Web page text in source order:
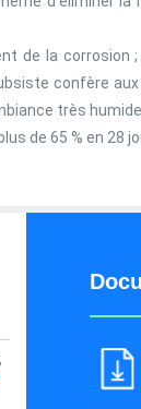
de la
confère
très
de 65 % en 28